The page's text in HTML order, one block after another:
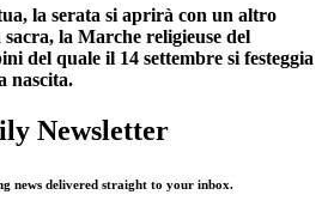
la serata si aprirà con un altro
la Marche religieuse del
del quale il 14 settembre si festeggia
nascita.
Newsletter
news delivered straight to your inbox.